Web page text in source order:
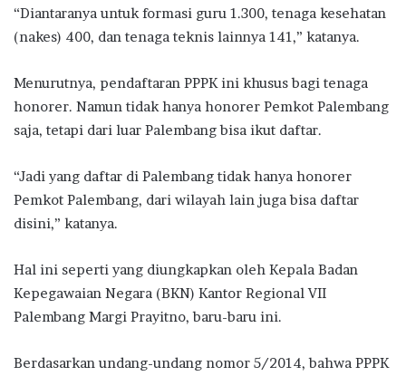
“Diantaranya untuk formasi guru 1.300, tenaga kesehatan
(nakes) 400, dan tenaga teknis lainnya 141,” katanya.
Menurutnya, pendaftaran PPPK ini khusus bagi tenaga
honorer. Namun tidak hanya honorer Pemkot Palembang
saja, tetapi dari luar Palembang bisa ikut daftar.
“Jadi yang daftar di Palembang tidak hanya honorer
Pemkot Palembang, dari wilayah lain juga bisa daftar
disini,” katanya.
Hal ini seperti yang diungkapkan oleh Kepala Badan
Kepegawaian Negara (BKN) Kantor Regional VII
Palembang Margi Prayitno, baru-baru ini.
Berdasarkan undang-undang nomor 5/2014, bahwa PPPK